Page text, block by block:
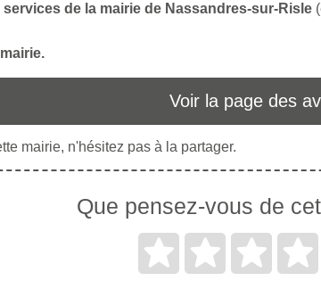
de la mairie de Nassandres-sur-Risle
Voir la page des
mairie, n'hésitez pas à la partager.
Que pensez-vous de